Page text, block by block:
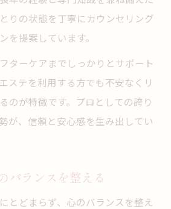
りの状態を丁寧にカウンセリング
を提案しています。
ターケアまでしっかりとサポート
ステを利用する方でも不安なくリ
のが特徴です。プロとしての誇り
が、信頼と安心感を生み出してい
バランスを整える
とどまらず、心のバランスを整え